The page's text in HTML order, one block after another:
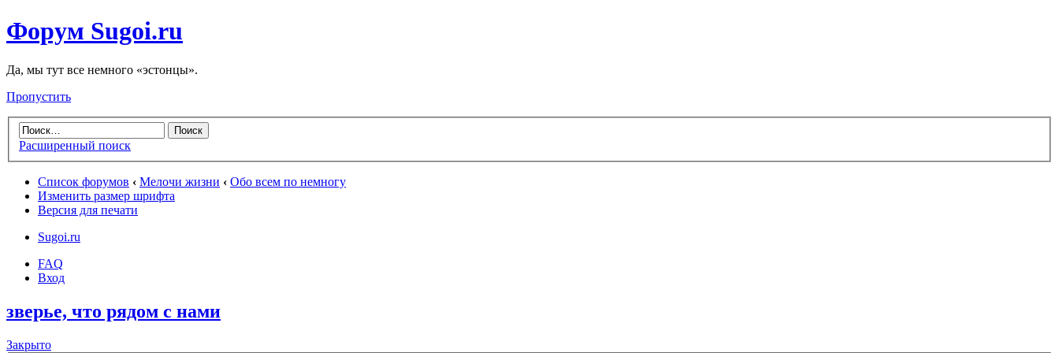
Форум Sugoi.ru
Да, мы тут все немного «эстонцы».
Пропустить
Расширенный поиск
Список форумов ‹ Мелочи жизни ‹ Обо всем по немногу
Изменить размер шрифта
Версия для печати
Sugoi.ru
FAQ
Вход
зверье, что рядом с нами
Закрыто